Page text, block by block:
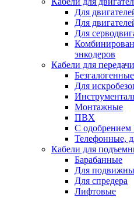
Для
Для
Для
энкодеров
Кабели для
Для
Монтажные
ПВХ
С одобрением
Телефонные,
Кабели для
Барабанные
Для
Для спредера
Лифтовые